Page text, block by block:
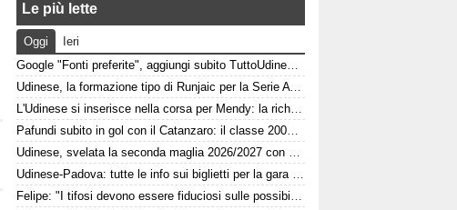
Le più lette
Oggi
Ieri
Google "Fonti preferite", aggiungi subito TuttoUdinese e personalizza le tue notizie
Udinese, la formazione tipo di Runjaic per la Serie A 2026/2027
L'Udinese si inserisce nella corsa per Mendy: la richiesta del Nizza per il difensore
Pafundi subito in gol con il Catanzaro: il classe 2006 segna nell'amichevole contro il Giugliano
Udinese, svelata la seconda maglia 2026/2027 con dettagli Anni '90. FOTO
Udinese-Padova: tutte le info sui biglietti per la gara di Coppa Italia
Felipe: "I tifosi devono essere fiduciosi sulle possibilità dell'Udinese, Runjaic ha la squadra in mano"